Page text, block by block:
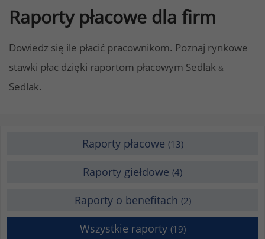
Raporty płacowe dla firm
Dowiedz się ile płacić pracownikom. Poznaj rynkowe
stawki płac dzięki raportom płacowym Sedlak &
Sedlak.
Raporty płacowe (13)
Raporty giełdowe (4)
Raporty o benefitach (2)
Wszystkie raporty (19)